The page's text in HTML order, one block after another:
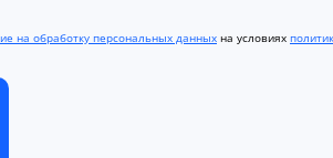
на обработку персональных данных на условиях